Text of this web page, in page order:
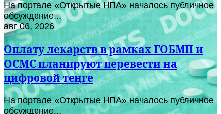
На портале «Открытые НПА» началось публичное
обсуждение...
авг 06, 2026
Оплату лекарств в рамках ГОБМП и
ОСМС планируют перевести на
цифровой теңге
На портале «Открытые НПА» началось публичное
обсуждение...